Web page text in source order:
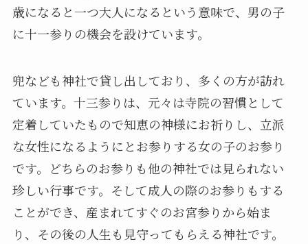
歳になると一つ大人になるという意味で、男の子
に十一参りの機会を設けています。
兜なども神社で貸し出しており、多くの方が訪れ
ています。十三参りは、元々は寺院の習慣として
定着していたもので知恵の神様にお祈りし、立派
な女性になるようにとお参りする女の子のお参り
です。どちらのお参りも他の神社では見られない
珍しい行事です。そして成人の際のお参りもする
ことができ、産まれてすぐのお宮参りから始ま
り、その後の人生も見守ってもらえる神社です。